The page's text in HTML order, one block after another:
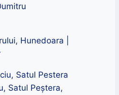
Hunedoara |
Satul Peștera,